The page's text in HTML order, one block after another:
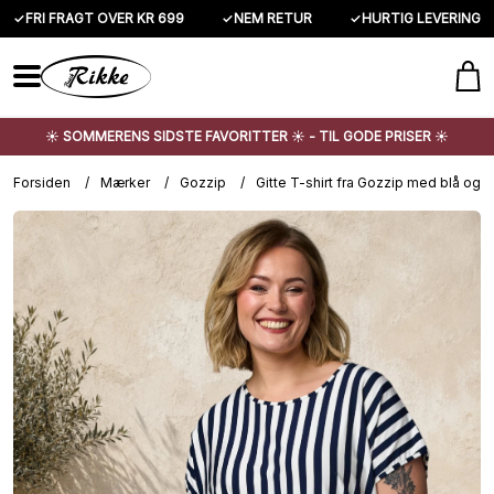
✓FRI FRAGT OVER KR 699 ✓NEM RETUR ✓HURTIG LEVERING
☀️ SOMMERENS SIDSTE FAVORITTER ☀️ - TIL GODE PRISER ☀️
Forsiden / Mærker / Gozzip / Gitte T-shirt fra Gozzip med blå og